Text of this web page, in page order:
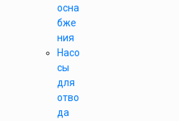
осна
бже
ния
Насо
сы
для
отво
да